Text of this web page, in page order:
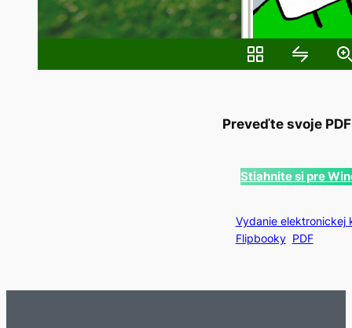
Preveďte svoje
Stiahnite si pre
Vydanie elektronickej
Flipbooky PDF